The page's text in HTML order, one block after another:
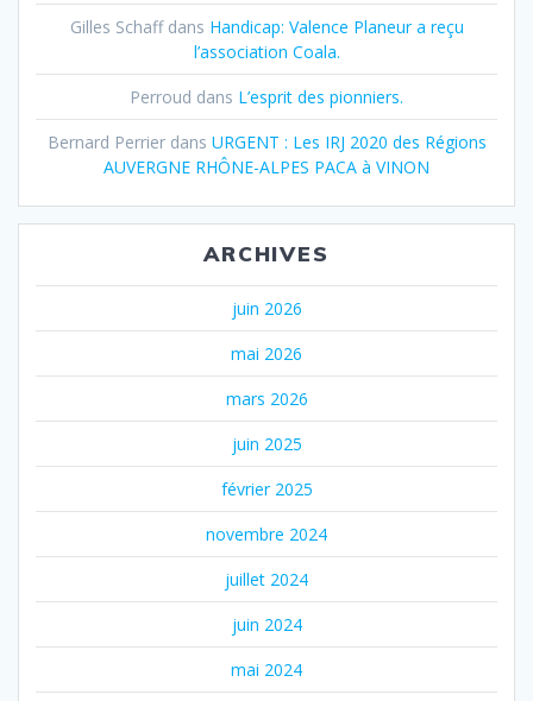
Gilles Schaffdans Handicap: Valence Planeur a reçu
l’association Coala.
Perroud dans L’esprit des pionniers.
Bernard Perrierdans URGENT : Les IRJ 2020 des Régions
AUVERGNE RHÔNE-ALPES PACA à VINON
ARCHIVES
juin 2026
mai 2026
mars 2026
juin 2025
février 2025
novembre 2024
juillet 2024
juin 2024
mai 2024